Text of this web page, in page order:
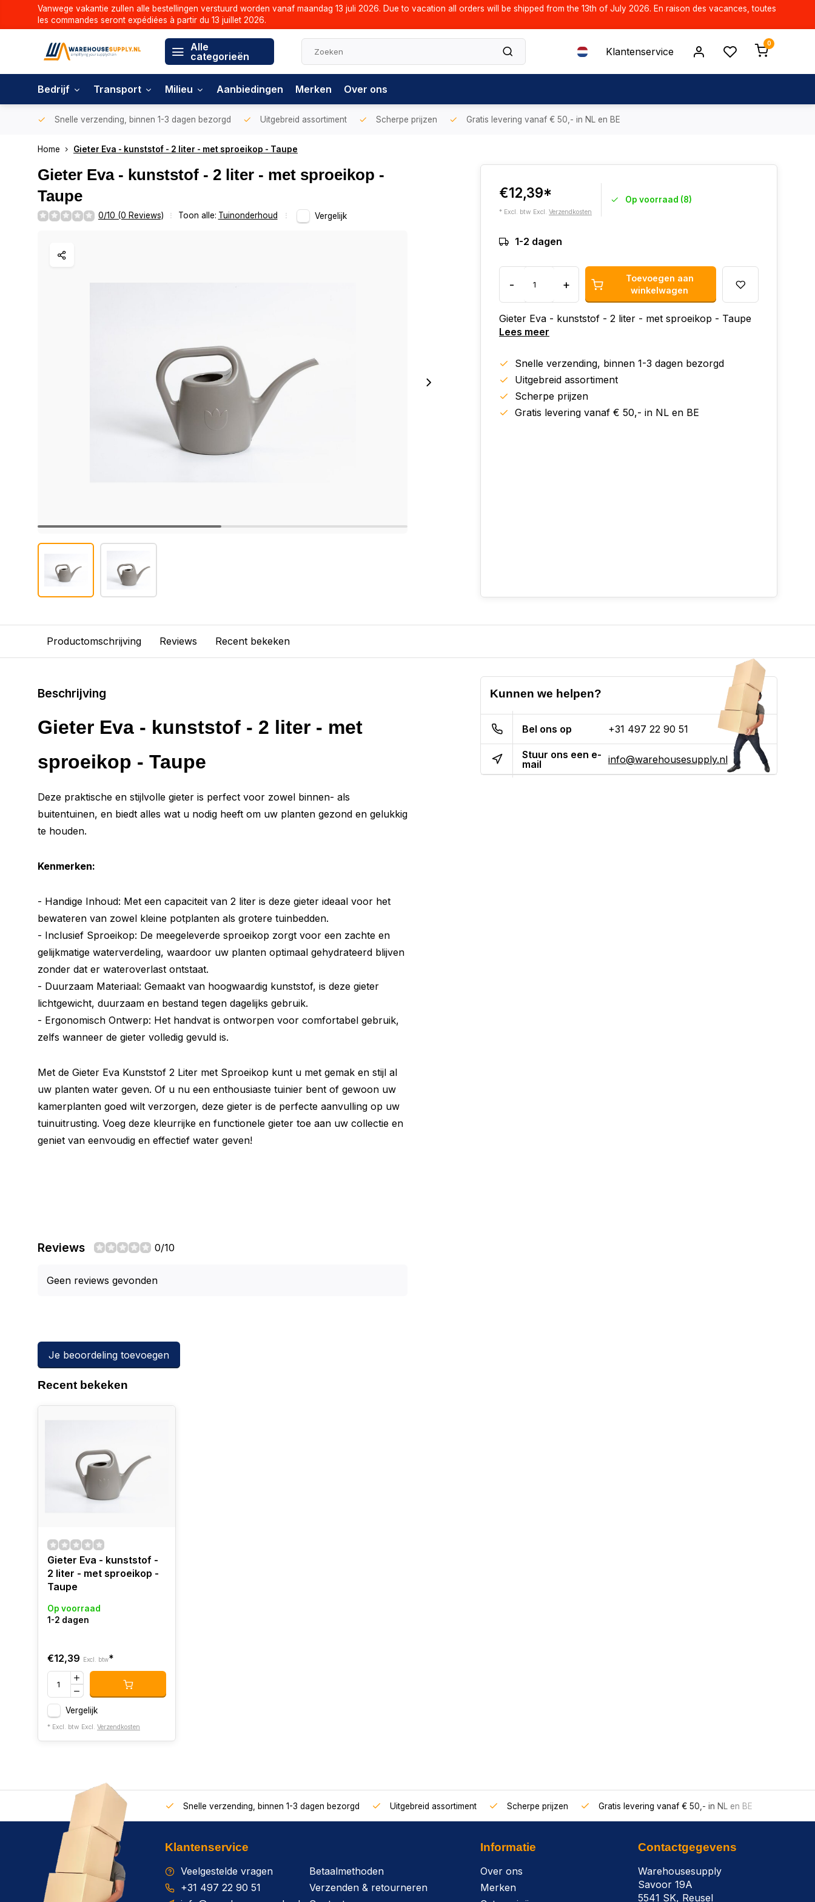
Vanwege vakantie zullen alle bestellingen verstuurd worden vanaf maandag 13 juli 2026. Due to vacation all orders will be shipped from the 13th of July 2026. En raison des vacances, toutes
les commandes seront expédiées à partir du 13 juillet 2026.
Alle
categorieën
Klantenservice
0
Bedrijf Transport Milieu Aanbiedingen Merken Over ons
Snelle verzending, binnen 1-3 dagen bezorgd Uitgebreid assortiment Scherpe prijzen Gratis levering vanaf € 50,- in NL en BE
Home Gieter Eva - kunststof - 2 liter - met sproeikop - Taupe
Gieter Eva - kunststof - 2 liter - met sproeikop -
Taupe
0/10 (0 Reviews) Toon alle: Tuinonderhoud Vergelijk
€12,39*
* Excl. btw Excl. Verzendkosten
Op voorraad (8)
1-2 dagen
- +
Toevoegen aan
winkelwagen
Gieter Eva - kunststof - 2 liter - met sproeikop - Taupe
Lees meer
Snelle verzending, binnen 1-3 dagen bezorgd
Uitgebreid assortiment
Scherpe prijzen
Gratis levering vanaf € 50,- in NL en BE
Productomschrijving Reviews Recent bekeken
Beschrijving
Gieter Eva - kunststof - 2 liter - met
sproeikop - Taupe
Deze praktische en stijlvolle gieter is perfect voor zowel binnen- als
buitentuinen, en biedt alles wat u nodig heeft om uw planten gezond en gelukkig
te houden.
Kenmerken:
- Handige Inhoud: Met een capaciteit van 2 liter is deze gieter ideaal voor het
bewateren van zowel kleine potplanten als grotere tuinbedden.
- Inclusief Sproeikop: De meegeleverde sproeikop zorgt voor een zachte en
gelijkmatige waterverdeling, waardoor uw planten optimaal gehydrateerd blijven
zonder dat er wateroverlast ontstaat.
- Duurzaam Materiaal: Gemaakt van hoogwaardig kunststof, is deze gieter
lichtgewicht, duurzaam en bestand tegen dagelijks gebruik.
- Ergonomisch Ontwerp: Het handvat is ontworpen voor comfortabel gebruik,
zelfs wanneer de gieter volledig gevuld is.
Met de Gieter Eva Kunststof 2 Liter met Sproeikop kunt u met gemak en stijl al
uw planten water geven. Of u nu een enthousiaste tuinier bent of gewoon uw
kamerplanten goed wilt verzorgen, deze gieter is de perfecte aanvulling op uw
tuinuitrusting. Voeg deze kleurrijke en functionele gieter toe aan uw collectie en
geniet van eenvoudig en effectief water geven!
Reviews 0/10
Geen reviews gevonden
Je beoordeling toevoegen
Kunnen we helpen?
Bel ons op +31 497 22 90 51
Stuur ons een e-
mail
info@warehousesupply.nl
Recent bekeken
Gieter Eva - kunststof -
2 liter - met sproeikop -
Taupe
Op voorraad
1-2 dagen
€12,39 Excl. btw*
Vergelijk
* Excl. btw Excl. Verzendkosten
Snelle verzending, binnen 1-3 dagen bezorgd Uitgebreid assortiment Scherpe prijzen Gratis levering vanaf € 50,- in NL en BE
Klantenservice
Veelgestelde vragen
+31 497 22 90 51
Betaalmethoden
Verzenden & retourneren
Informatie
Over ons
Merken
Contactgegevens
Warehousesupply
Savoor 19A
5541 SK, Reusel